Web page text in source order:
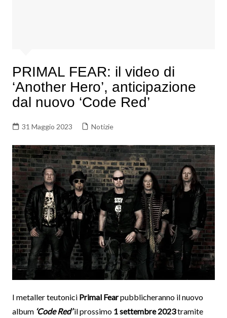
PRIMAL FEAR: il video di
‘Another Hero’, anticipazione
dal nuovo ‘Code Red’
31 Maggio 2023 Notizie
I metaller teutonici Primal Fearpubblicheranno il nuovo
album ‘Code Red’il prossimo 1 settembre 2023tramite